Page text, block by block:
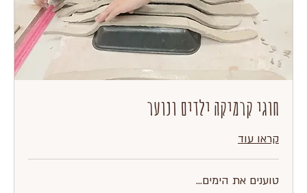
חוגי קרמיקה ילדים ונוער
קראו עוד
טוענים את הימים...